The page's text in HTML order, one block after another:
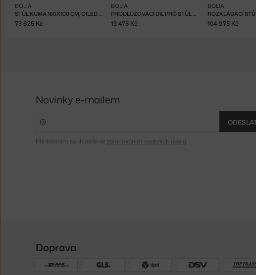
STŮL KUMA 180X100 CM, OILED OAK
BOLIA
73 625 Kč
PRODLUŽOVACÍ DÍL PRO STŮL KUMA, DARK OAK
BOLIA
13 475 Kč
BOLIA
104 975 Kč
Novinky e-mailem
Přihlášením souhlasíte se zpracováním osobních údajů
Doprava